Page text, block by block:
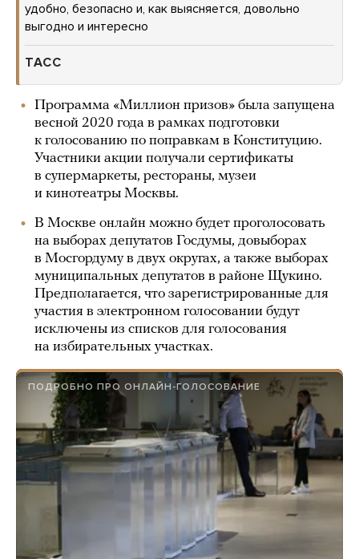
удобно, безопасно и, как выясняется, довольно
выгодно и интересно
ТАСС
Программа «Миллион призов» была запущена
весной 2020 года в рамках подготовки
к голосованию по поправкам в Конституцию.
Участники акции получали сертификаты
в супермаркеты, рестораны, музеи
и кинотеатры Москвы.
В Москве онлайн можно будет проголосовать
на выборах депутатов Госдумы, довыборах
в Мосгордуму в двух округах, а также выборах
муниципальных депутатов в районе Щукино.
Предполагается, что зарегистрированные для
участия в электронном голосовании будут
исключены из списков для голосования
на избирательных участках.
ПОДРОБНО ПРО ОНЛАЙН-ГОЛОСОВАНИЕ